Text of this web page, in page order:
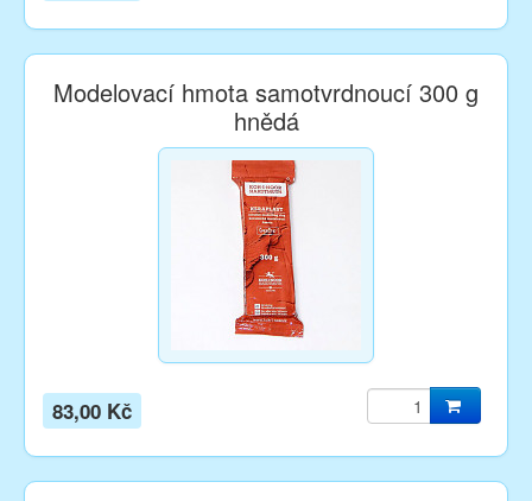
Modelovací hmota samotvrdnoucí 300 g
hnědá
83,00 Kč